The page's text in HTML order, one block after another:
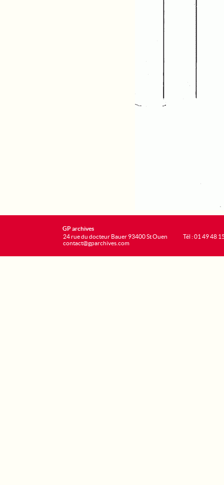
GP archives
24 rue du docteur Bauer 93400 St Ouen
contact@gparchives.com
Tél : 01 49 48